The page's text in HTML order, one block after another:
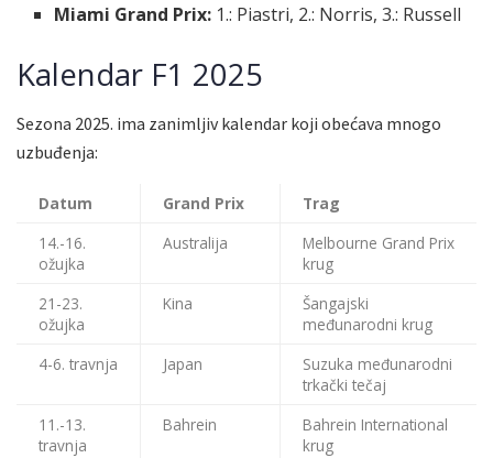
Miami Grand Prix: 1.: Piastri, 2.: Norris, 3.: Russell
Kalendar F1 2025
Sezona 2025. ima zanimljiv kalendar koji obećava mnogo
uzbuđenja:
Datum Grand Prix
Trag
14.-16.
ožujka
Australija
Melbourne Grand Prix
krug
21-23.
ožujka
Kina
Šangajski
međunarodni krug
4-6. travnja
Japan
Suzuka međunarodni
trkački tečaj
11.-13.
travnja
Bahrein
Bahrein International
krug